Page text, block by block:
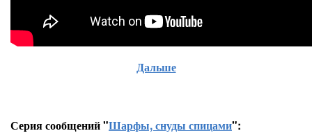
Дальше
Серия сообщений "Шарфы, снуды спицами":